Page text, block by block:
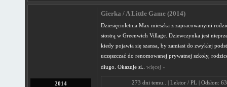
2014
Gierka / A Little Game (2014)
Dziesięcioletnia Max mieszka z zapracowanymi
siostrą w Greenwich Village. Dziewczynka jest
kiedy pojawia się szansa, by zamiast do zwykłej
uczęszczać do renomowanej prywatnej szkoły,
długo. Okazuje si.. więcej »
273 dni temu.. | Lektor / PL | Odsłon: